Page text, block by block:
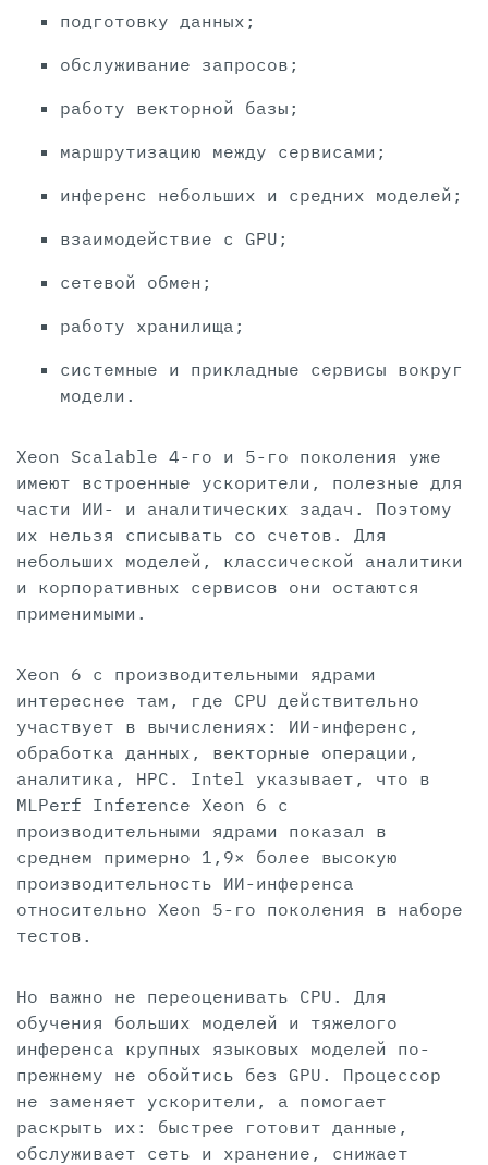
подготовку данных;
обслуживание запросов;
работу векторной базы;
маршрутизацию между сервисами;
инференс небольших и средних моделей;
взаимодействие с GPU;
сетевой обмен;
работу хранилища;
системные и прикладные сервисы вокруг
модели.
Xeon Scalable 4-го и 5-го поколения уже
имеют встроенные ускорители, полезные для
части ИИ- и аналитических задач. Поэтому
их нельзя списывать со счетов. Для
небольших моделей, классической аналитики
и корпоративных сервисов они остаются
применимыми.
Xeon 6 с производительными ядрами
интереснее там, где CPU действительно
участвует в вычислениях: ИИ-инференс,
обработка данных, векторные операции,
аналитика, HPC. Intel указывает, что в
MLPerf Inference Xeon 6 с
производительными ядрами показал в
среднем примерно 1,9× более высокую
производительность ИИ-инференса
относительно Xeon 5-го поколения в наборе
тестов.
Но важно не переоценивать CPU. Для
обучения больших моделей и тяжелого
инференса крупных языковых моделей по-
прежнему не обойтись без GPU. Процессор
не заменяет ускорители, а помогает
раскрыть их: быстрее готовит данные,
обслуживает сеть и хранение, снижает